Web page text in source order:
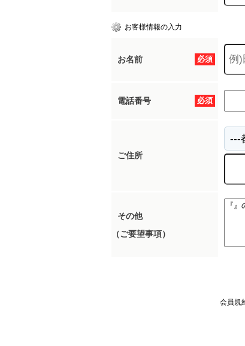
お客様情報の入力
必須
お名前
必須
電話番号
ご住所
その他
（ご要望事項）
会員規